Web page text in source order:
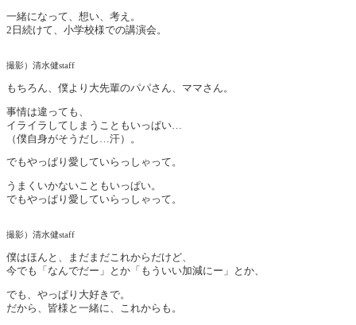
一緒になって、想い、考え。
2日続けて、小学校様での講演会。
撮影）清水健staff
もちろん、僕より大先輩のパパさん、ママさん。
事情は違っても、
イライラしてしまうこともいっぱい…
（僕自身がそうだし…汗）。
でもやっぱり愛していらっしゃって。
うまくいかないこともいっぱい。
でもやっぱり愛していらっしゃって。
撮影）清水健staff
僕はほんと、まだまだこれからだけど、
今でも「なんでだー」とか「もういい加減にー」とか、
でも、やっぱり大好きで。
だから、皆様と一緒に、これからも。